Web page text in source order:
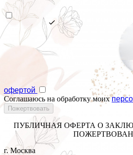
офертой
Соглашаюсь на обработку моих
ПУБЛИЧНАЯ ОФЕРТА О
г. Москва